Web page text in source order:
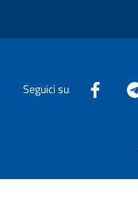
Seguici su